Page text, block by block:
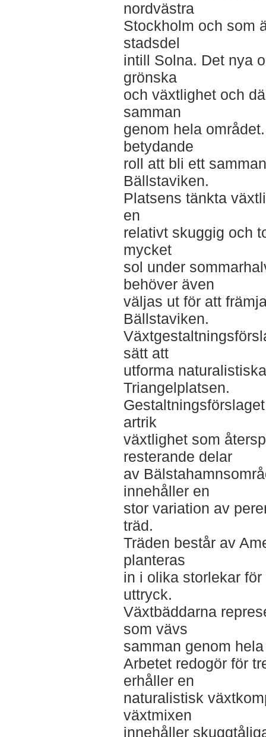
nordvästra
Stockholm och som
stadsdel
intill Solna. Det nya
grönska
och växtlighet och
samman
genom hela
betydande
roll att bli ett
Bällstaviken.
Platsens tänkta
en
relativt skuggig och
mycket
sol under
behöver även
väljas ut för att
Bällstaviken.
sätt att
utforma
Triangelplatsen.
artrik
växtlighet som
resterande delar
av
innehåller en
stor variation av
träd.
Träden består av
planteras
in i olika storlekar
uttryck.
Växtbäddarna
som vävs
samman genom
Arbetet redogör för
erhåller en
naturalistisk
växtmixen
innehåller